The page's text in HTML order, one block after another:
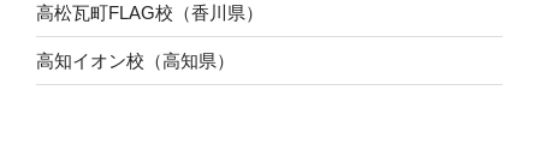
高松瓦町FLAG校（香川県）
高知イオン校（高知県）